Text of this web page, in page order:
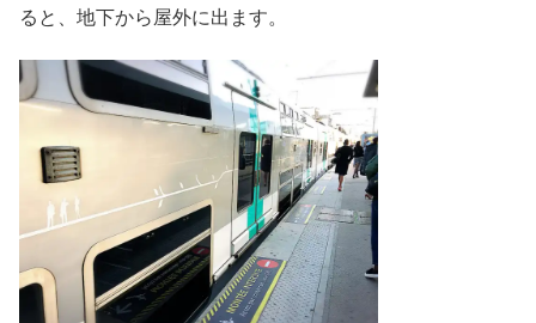
ると、地下から屋外に出ます。